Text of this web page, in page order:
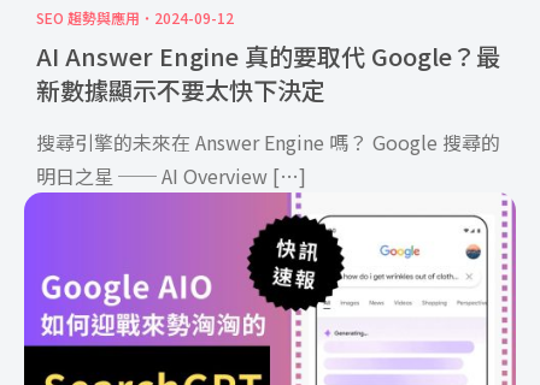
SEO 趨勢與應用 2024-09-12
AI Answer Engine 真的要取代 Google？最
新數據顯示不要太快下決定
搜尋引擎的未來在 Answer Engine 嗎？ Google 搜尋的
明日之星 ── AI Overview […]